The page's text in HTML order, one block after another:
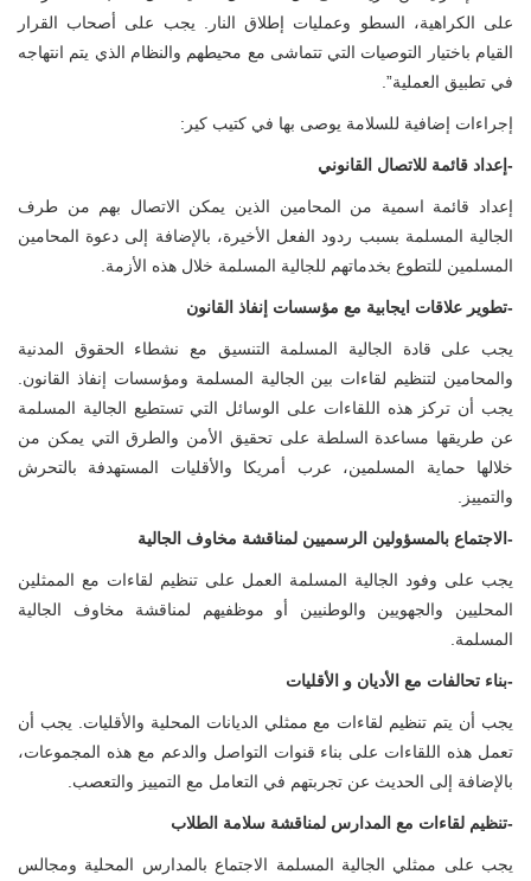
على الكراهية، السطو وعمليات إطلاق النار. يجب على أصحاب القرار
القيام باختيار التوصيات التي تتماشى مع محيطهم والنظام الذي يتم انتهاجه
في تطبيق العملية”.
إجراءات إضافية للسلامة يوصى بها في كتيب كير:
-إعداد قائمة للاتصال القانوني
إعداد قائمة اسمية من المحامين الذين يمكن الاتصال بهم من طرف
الجالية المسلمة بسبب ردود الفعل الأخيرة، بالإضافة إلى دعوة المحامين
المسلمين للتطوع بخدماتهم للجالية المسلمة خلال هذه الأزمة.
-تطوير علاقات ايجابية مع مؤسسات إنفاذ القانون
يجب على قادة الجالية المسلمة التنسيق مع نشطاء الحقوق المدنية
والمحامين لتنظيم لقاءات بين الجالية المسلمة ومؤسسات إنفاذ القانون.
يجب أن تركز هذه اللقاءات على الوسائل التي تستطيع الجالية المسلمة
عن طريقها مساعدة السلطة على تحقيق الأمن والطرق التي يمكن من
خلالها حماية المسلمين، عرب أمريكا والأقليات المستهدفة بالتحرش
والتمييز.
-الاجتماع بالمسؤولين الرسميين لمناقشة مخاوف الجالية
يجب على وفود الجالية المسلمة العمل على تنظيم لقاءات مع الممثلين
المحليين والجهويين والوطنيين أو موظفيهم لمناقشة مخاوف الجالية
المسلمة.
-بناء تحالفات مع الأديان و الأقليات
يجب أن يتم تنظيم لقاءات مع ممثلي الديانات المحلية والأقليات. يجب أن
تعمل هذه اللقاءات على بناء قنوات التواصل والدعم مع هذه المجموعات،
بالإضافة إلى الحديث عن تجربتهم في التعامل مع التمييز والتعصب.
-تنظيم لقاءات مع المدارس لمناقشة سلامة الطلاب
يجب على ممثلي الجالية المسلمة الاجتماع بالمدارس المحلية ومجالس